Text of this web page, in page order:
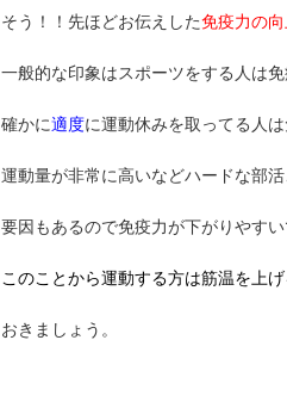
そう！！先ほどお伝えした免疫力の向
一般的な印象はスポーツをする人は
確かに適度に運動休みを取ってる人
運動量が非常に高いなどハードな部
要因もあるので免疫力が下がりやすい
このことから運動する方は筋温を上
おきましょう。